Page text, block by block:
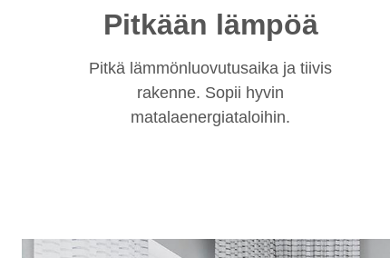
Pitkään lämpöä
Pitkä lämmönluovutusaika ja tiivis
rakenne. Sopii hyvin
matalaenergiataloihin.